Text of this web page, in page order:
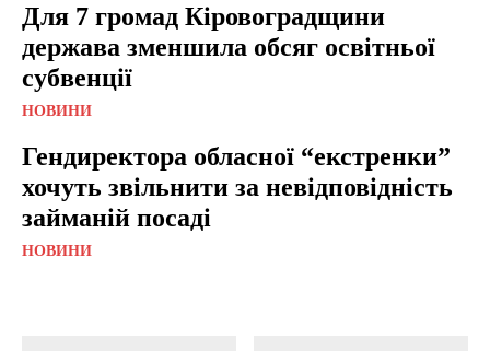
Для 7 громад Кіровоградщини
держава зменшила обсяг освітньої
субвенції
НОВИНИ
Гендиректора обласної “екстренки”
хочуть звільнити за невідповідність
займаній посаді
НОВИНИ